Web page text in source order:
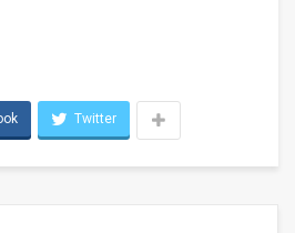
Twitter